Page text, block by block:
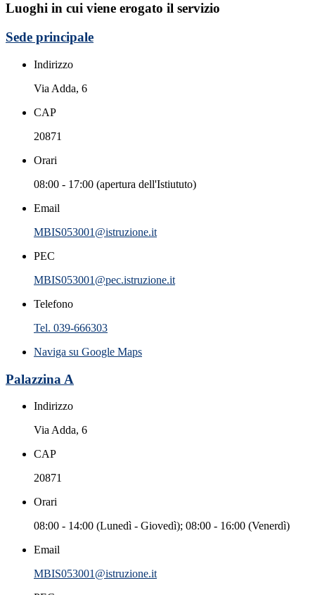
Luoghi in cui viene erogato il servizio
Sede principale
Indirizzo
Via Adda, 6
CAP
20871
Orari
08:00 - 17:00 (apertura dell'Istiututo)
Email
MBIS053001@istruzione.it
PEC
MBIS053001@pec.istruzione.it
Telefono
Tel. 039-666303
Naviga su Google Maps
Palazzina A
Indirizzo
Via Adda, 6
CAP
20871
Orari
08:00 - 14:00 (Lunedì - Giovedì); 08:00 - 16:00 (Venerdì)
Email
MBIS053001@istruzione.it